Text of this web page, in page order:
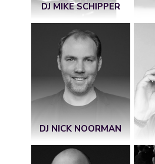
DJ MIKE SCHIPPER
DJ NICK NOORMAN